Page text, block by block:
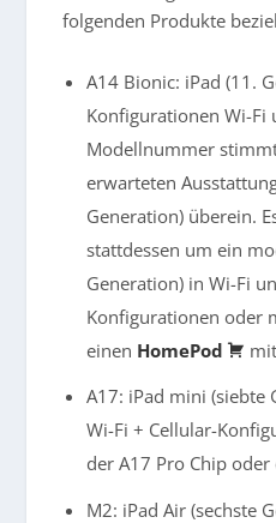
folgenden Produkte
A14 Bionic: iPad (11.
Konfigurationen Wi-Fi
Modellnummer
erwarteten
Generation) überein.
stattdessen um ein
Generation) in Wi-Fi
Konfigurationen oder
einen HomePod
A17: iPad mini (siebte
Wi-Fi + Cellular-
der A17 Pro Chip
M2: iPad Air (sechste